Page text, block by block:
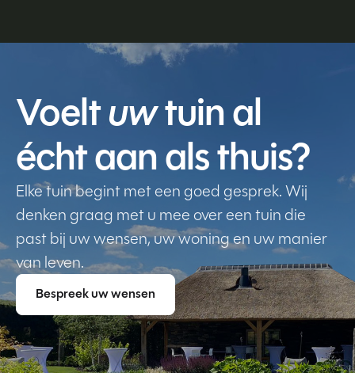
Voeltuwtuin al
écht aan als thuis?
Elke tuin begint met een goed gesprek. Wij
denken graag met u mee over een tuin die
past bij uw wensen, uw woning en uw manier
van leven.
Bespreek uw wensen